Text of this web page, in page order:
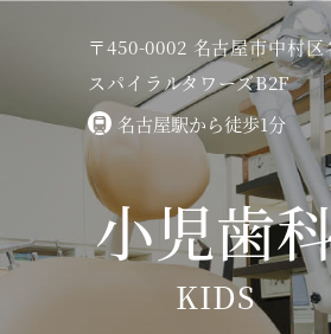
〒450-0002 名古屋市中村区
スパイラルタワーズB2F
名古屋駅から徒歩1分
小児歯
KIDS